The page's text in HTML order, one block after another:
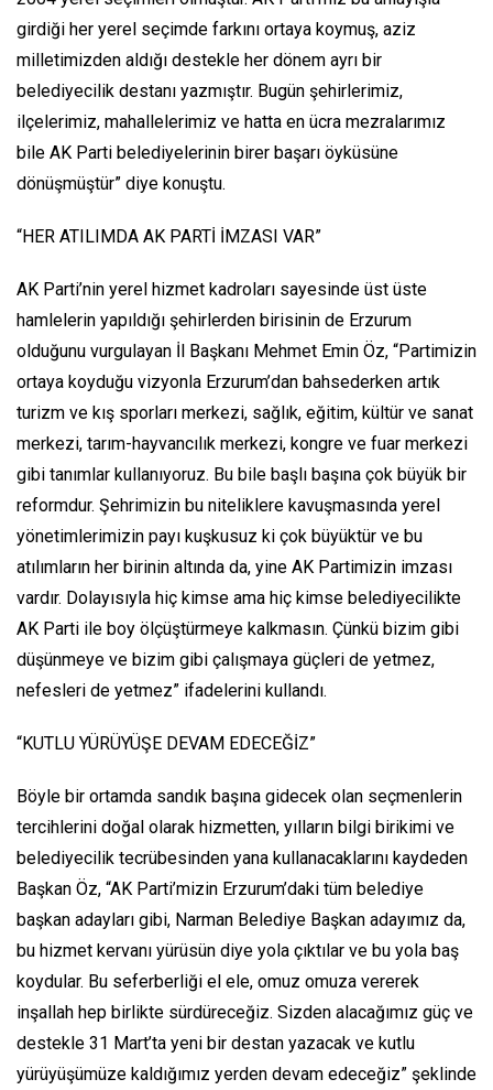
girdiği her yerel seçimde farkını ortaya koymuş, aziz
milletimizden aldığı destekle her dönem ayrı bir
belediyecilik destanı yazmıştır. Bugün şehirlerimiz,
ilçelerimiz, mahallelerimiz ve hatta en ücra mezralarımız
bile AK Parti belediyelerinin birer başarı öyküsüne
dönüşmüştür” diye konuştu.
“HER ATILIMDA AK PARTİ İMZASI VAR”
AK Parti’nin yerel hizmet kadroları sayesinde üst üste
hamlelerin yapıldığı şehirlerden birisinin de Erzurum
olduğunu vurgulayan İl Başkanı Mehmet Emin Öz, “Partimizin
ortaya koyduğu vizyonla Erzurum’dan bahsederken artık
turizm ve kış sporları merkezi, sağlık, eğitim, kültür ve sanat
merkezi, tarım-hayvancılık merkezi, kongre ve fuar merkezi
gibi tanımlar kullanıyoruz. Bu bile başlı başına çok büyük bir
reformdur. Şehrimizin bu niteliklere kavuşmasında yerel
yönetimlerimizin payı kuşkusuz ki çok büyüktür ve bu
atılımların her birinin altında da, yine AK Partimizin imzası
vardır. Dolayısıyla hiç kimse ama hiç kimse belediyecilikte
AK Parti ile boy ölçüştürmeye kalkmasın. Çünkü bizim gibi
düşünmeye ve bizim gibi çalışmaya güçleri de yetmez,
nefesleri de yetmez” ifadelerini kullandı.
“KUTLU YÜRÜYÜŞE DEVAM EDECEĞİZ”
Böyle bir ortamda sandık başına gidecek olan seçmenlerin
tercihlerini doğal olarak hizmetten, yılların bilgi birikimi ve
belediyecilik tecrübesinden yana kullanacaklarını kaydeden
Başkan Öz, “AK Parti’mizin Erzurum’daki tüm belediye
başkan adayları gibi, Narman Belediye Başkan adayımız da,
bu hizmet kervanı yürüsün diye yola çıktılar ve bu yola baş
koydular. Bu seferberliği el ele, omuz omuza vererek
inşallah hep birlikte sürdüreceğiz. Sizden alacağımız güç ve
destekle 31 Mart’ta yeni bir destan yazacak ve kutlu
yürüyüşümüze kaldığımız yerden devam edeceğiz” şeklinde